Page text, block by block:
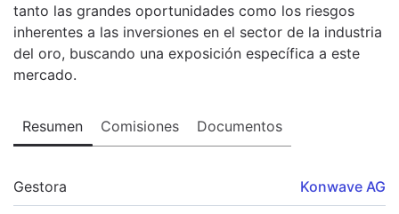
tanto las grandes oportunidades como los riesgos
inherentes a las inversiones en el sector de la industria
del oro, buscando una exposición específica a este
mercado.
Resumen Comisiones Documentos
Gestora Konwave AG